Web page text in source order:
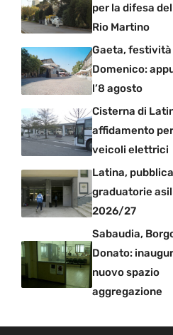
per la difesa
Rio Martino
Gaeta, festività
Domenico:
l’8 agosto
Cisterna di
affidamento
veicoli elettrici
Latina,
graduatorie
2026/27
Sabaudia,
Donato:
nuovo spazio
aggregazione